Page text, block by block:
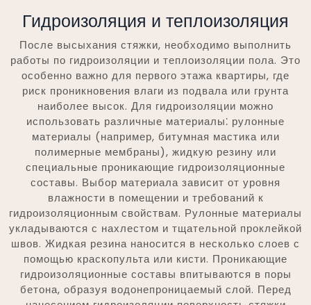
Гидроизоляция и теплоизоляция
После высыхания стяжки, необходимо выполнить
работы по гидроизоляции и теплоизоляции пола. Это
особенно важно для первого этажа квартиры, где
риск проникновения влаги из подвала или грунта
наиболее высок. Для гидроизоляции можно
использовать различные материалы⁚ рулонные
материалы (например, битумная мастика или
полимерные мембраны), жидкую резину или
специальные проникающие гидроизоляционные
составы. Выбор материала зависит от уровня
влажности в помещении и требований к
гидроизоляционным свойствам. Рулонные материалы
укладываются с нахлестом и тщательной проклейкой
швов. Жидкая резина наносится в несколько слоев с
помощью краскопульта или кисти. Проникающие
гидроизоляционные составы впитываются в поры
бетона, образуя водонепроницаемый слой. Перед